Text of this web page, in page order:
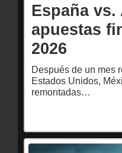
España
apuestas
2026
Después de un mes
Estados Unidos,
remontadas…